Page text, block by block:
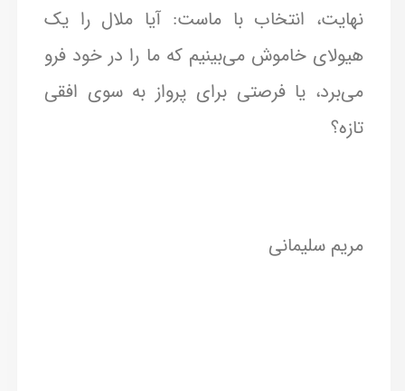
نهایت، انتخاب با ماست: آیا ملال را یک
هیولای خاموش می‌بینیم که ما را در خود فرو
می‌برد، یا فرصتی برای پرواز به سوی افقی
تازه؟
مریم سلیمانی